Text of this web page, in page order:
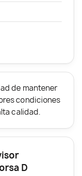
de mantener
condiciones
calidad.
D